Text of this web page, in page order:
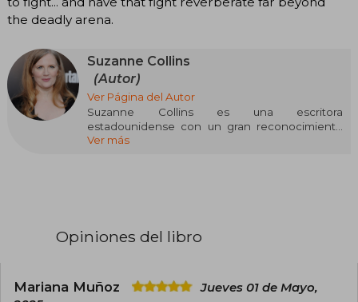
the deadly arena.
Suzanne Collins
(Autor)
Ver Página del Autor
Suzanne Collins es una escritora
estadounidense con un gran reconocimiento
internacional, conocida principalmente por su
Collins estudió Drama y Telecomunicaciones en
Universidad de Nueva York. Su carrera comenzó
Ver más
Opiniones del libro
Mariana Muñoz
Jueves 01 de Mayo,